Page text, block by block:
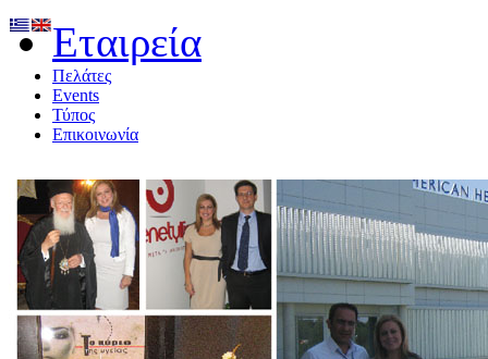
Εταιρεία
Πελάτες
Events
Τύπος
Επικοινωνία